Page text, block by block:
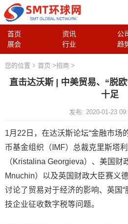
首页 资讯 公
展会
行业 趋
您的位置 首页 >招商 >
直击达沃斯 | 中美贸易、“脱
十足
发布: 2020-01-23
1月22日，在达沃斯论坛“金融市场
币基金组织（IMF）总裁克里斯塔
（Kristalina Georgieva）、美国财
Mnuchin）以及英国财政大臣赛义
讨论了贸易对于经济的影响、英国
技企业征收数字税等问题。